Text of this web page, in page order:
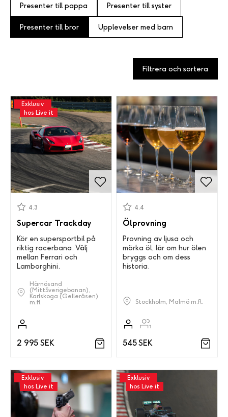
Presenter till pappa Presenter till syster
Presenter till bror Upplevelser med barn
Filtrera och sortera
Exklusiv
hos Live it
Supercar Trackday
4.3
Kör en supersportbil på
riktig racerbana. Välj
mellan Ferrari och
Lamborghini.
Härnösand
(MittSverigebanan),
Karlskoga (Gelleråsen)
m.fl.
2 995 SEK
Ölprovning
4.4
Provning av ljusa och
mörka öl, lär om hur ölen
bryggs och om dess
historia.
Stockholm, Malmö m.fl.
545 SEK
Exklusiv
hos Live it
Exklusiv
hos Live it